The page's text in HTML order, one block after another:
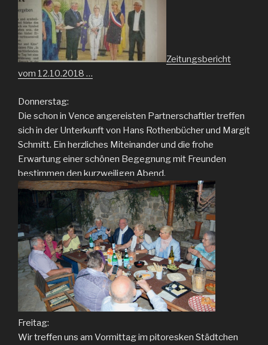
Zeitungsbericht
vom 12.10.2018 …
Donnerstag:
Die schon in Vence angereisten Partnerschaftler treffen
sich in der Unterkunft von Hans Rothenbücher und Margit
Schmitt. Ein herzliches Miteinander und die frohe
Erwartung einer schönen Begegnung mit Freunden
bestimmen den kurzweiligen Abend.
Freitag:
Wir treffen uns am Vormittag im pitoresken Städtchen